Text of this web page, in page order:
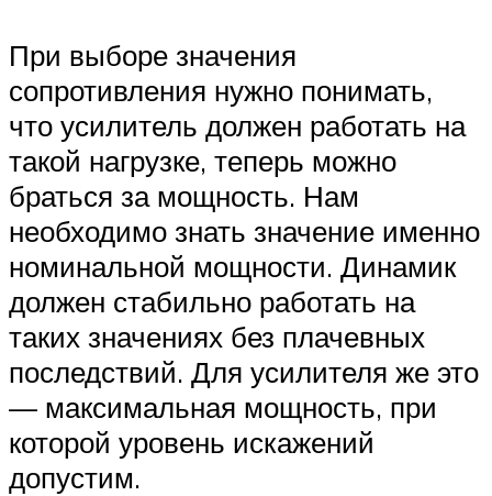
При выборе значения
сопротивления нужно понимать,
что усилитель должен работать на
такой нагрузке, теперь можно
браться за мощность. Нам
необходимо знать значение именно
номинальной мощности. Динамик
должен стабильно работать на
таких значениях без плачевных
последствий. Для усилителя же это
— максимальная мощность, при
которой уровень искажений
допустим.